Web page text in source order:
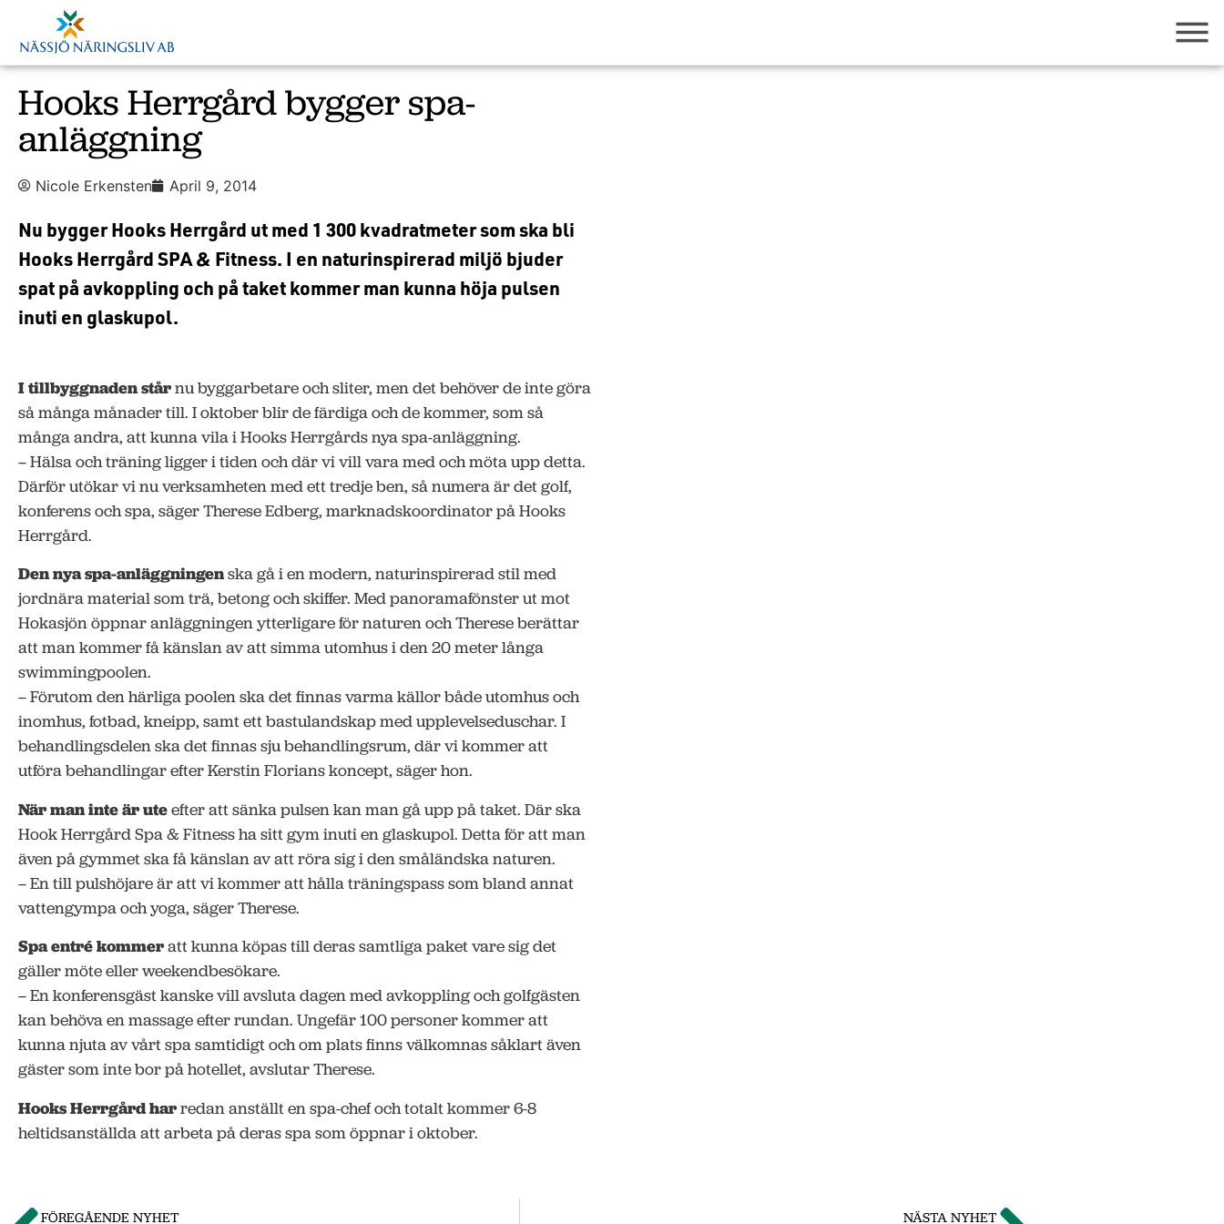
Hooks Herrgård bygger spa-
anläggning
Nicole Erkensten April 9, 2014
Nu bygger Hooks Herrgård ut med 1 300 kvadratmeter som ska bli
Hooks Herrgård SPA & Fitness. I en naturinspirerad miljö bjuder
spat på avkoppling och på taket kommer man kunna höja pulsen
inuti en glaskupol.
I tillbyggnaden stårnu byggarbetare och sliter, men det behöver de inte göra
så många månader till. I oktober blir de färdiga och de kommer, som så
många andra, att kunna vila i Hooks Herrgårds nya spa-anläggning.
– Hälsa och träning ligger i tiden och där vi vill vara med och möta upp detta.
Därför utökar vi nu verksamheten med ett tredje ben, så numera är det golf,
konferens och spa, säger Therese Edberg, marknadskoordinator på Hooks
Herrgård.
Den nya spa-anläggningenska gå i en modern, naturinspirerad stil med
jordnära material som trä, betong och skiffer. Med panoramafönster ut mot
Hokasjön öppnar anläggningen ytterligare för naturen och Therese berättar
att man kommer få känslan av att simma utomhus i den 20 meter långa
swimmingpoolen.
– Förutom den härliga poolen ska det finnas varma källor både utomhus och
inomhus, fotbad, kneipp, samt ett bastulandskap med upplevelseduschar. I
behandlingsdelen ska det finnas sju behandlingsrum, där vi kommer att
utföra behandlingar efter Kerstin Florians koncept, säger hon.
När man inte är uteefter att sänka pulsen kan man gå upp på taket. Där ska
Hook Herrgård Spa & Fitness ha sitt gym inuti en glaskupol. Detta för att man
även på gymmet ska få känslan av att röra sig i den småländska naturen.
– En till pulshöjare är att vi kommer att hålla träningspass som bland annat
vattengympa och yoga, säger Therese.
Spa entré kommeratt kunna köpas till deras samtliga paket vare sig det
gäller möte eller weekendbesökare.
– En konferensgäst kanske vill avsluta dagen med avkoppling och golfgästen
kan behöva en massage efter rundan. Ungefär 100 personer kommer att
kunna njuta av vårt spa samtidigt och om plats finns välkomnas såklart även
gäster som inte bor på hotellet, avslutar Therese.
Hooks Herrgård harredan anställt en spa-chef och totalt kommer 6-8
heltidsanställda att arbeta på deras spa som öppnar i oktober.
FÖREGÅENDE NYHET NÄSTA NYHET